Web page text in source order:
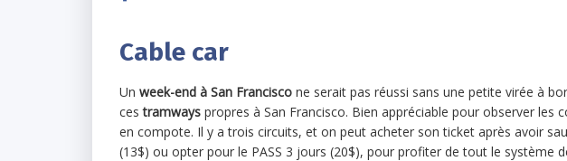
Cable car
Un week-end à San Francisco ne serait pas réussi sans une petite virée à
cestramways propres à San Francisco. Bien appréciable pour observer les
en compote. Il y a trois circuits, et on peut acheter son ticket après avoir
(13$) ou opter pour le PASS 3 jours (20$), pour profiter de tout le système